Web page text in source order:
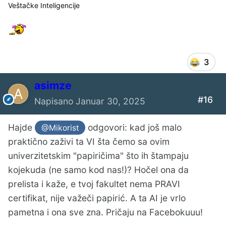
Veštačke Inteligencije
3
asimze
Napisano Januar 30, 2025 #16
Hajde @Mikorist
odgovori: kad još malo
praktično zaživi ta VI šta čemo sa ovim
univerzitetskim "papiričima" što ih štampaju
kojekuda (ne samo kod nas!)? Hočel ona da
prelista i kaže, e tvoj fakultet nema PRAVI
certifikat, nije važeči papirić. A ta AI je vrlo
pametna i ona sve zna. Pričaju na Facebokuuu!